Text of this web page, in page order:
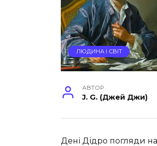
ЛЮДИНА І СВІТ
АВТОР
J. G. (Джей Джи)
Дені Дідро погляди